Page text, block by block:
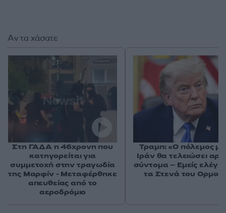
Αν τα χάσατε
Στη ΓΑΔΑ η 46χρονη που
κατηγορείται για
συμμετοχή στην τραγωδία
της Μαρφίν - Μεταφέρθηκε
απευθείας από το
αεροδρόμιο
Τραμπ: «Ο πόλεμος με
Ιράν θα τελειώσει
σύντομα – Εμείς
τα Στενά του